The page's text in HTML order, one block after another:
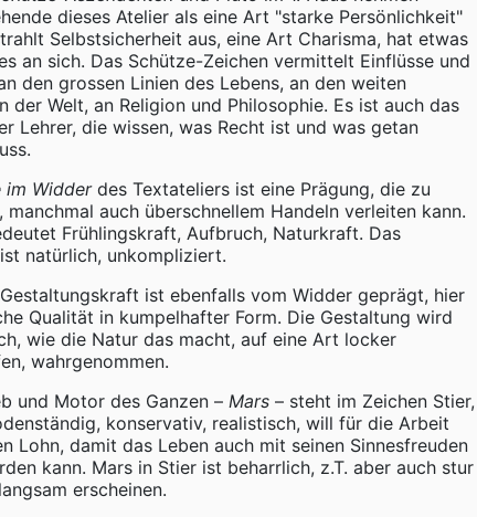
dieses Atelier als eine Art "starke Persönlichkeit"
Selbstsicherheit aus, eine Art Charisma, hat etwas
an sich. Das Schütze-Zeichen vermittelt Einflüsse und
den grossen Linien des Lebens, an den weiten
der Welt, an Religion und Philosophie. Es ist auch das
Lehrer, die wissen, was Recht ist und was getan
im Widderdes Textateliers ist eine Prägung, die zu
manchmal auch überschnellem Handeln verleiten kann.
Frühlingskraft, Aufbruch, Naturkraft. Das
natürlich, unkompliziert.
ist ebenfalls vom Widder geprägt, hier
Qualität in kumpelhafter Form. Die Gestaltung wird
wie die Natur das macht, auf eine Art locker
wahrgenommen.
und Motor des Ganzen – Mars – steht im Zeichen Stier,
konservativ, realistisch, will für die Arbeit
Lohn, damit das Leben auch mit seinen Sinnesfreuden
kann. Mars in Stier ist beharrlich, z.T. aber auch stur
erscheinen.